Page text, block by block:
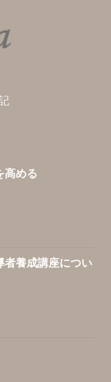
高める
者養成講座につい